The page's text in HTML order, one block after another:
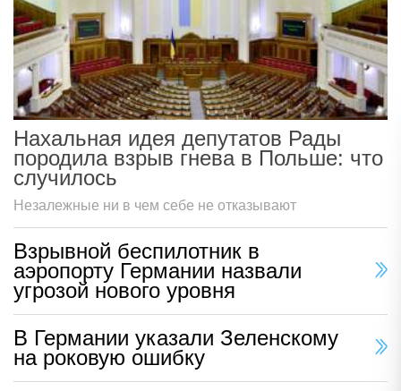
Нахальная идея депутатов Рады
породила взрыв гнева в Польше: что
случилось
Незалежные ни в чем себе не отказывают
Взрывной беспилотник в
аэропорту Германии назвали
угрозой нового уровня
В Германии указали Зеленскому
на роковую ошибку